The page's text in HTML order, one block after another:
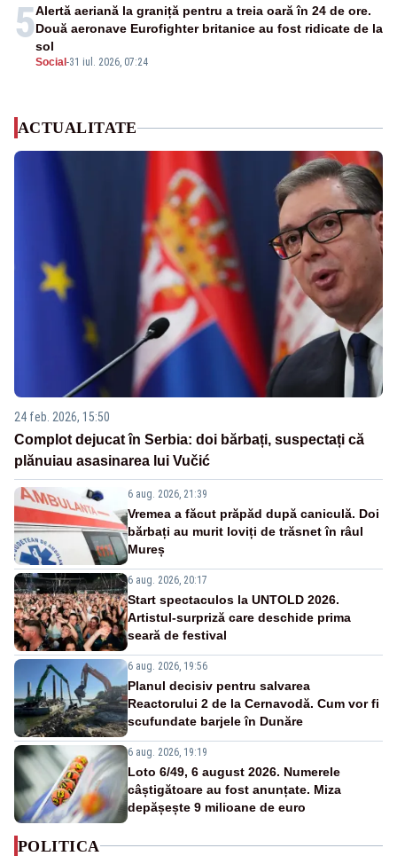
5
Social -31 iul. 2026, 07:24
Alertă aeriană la graniță pentru a treia oară în 24 de ore.
Două aeronave Eurofighter britanice au fost ridicate de la
sol
ACTUALITATE
24 feb. 2026, 15:50
Complot dejucat în Serbia: doi bărbați, suspectați că
plănuiau asasinarea lui Vučić
6 aug. 2026, 21:39
Vremea a făcut prăpăd după caniculă. Doi
bărbați au murit loviți de trăsnet în râul
Mureș
6 aug. 2026, 20:17
Start spectaculos la UNTOLD 2026.
Artistul-surpriză care deschide prima
seară de festival
6 aug. 2026, 19:56
Planul decisiv pentru salvarea
Reactorului 2 de la Cernavodă. Cum vor fi
scufundate barjele în Dunăre
6 aug. 2026, 19:19
Loto 6/49, 6 august 2026. Numerele
câștigătoare au fost anunțate. Miza
depășește 9 milioane de euro
POLITICA